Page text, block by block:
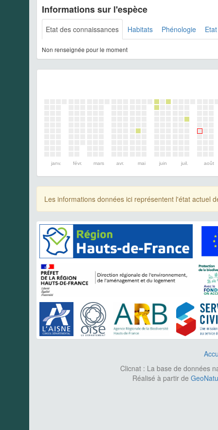
Informations sur l'espèce
Etat des connaissances Habitats Phénologie
Non renseignée pour le moment
janv. févr. mars avr. mai juin juil. août
Les informations données ici représentent l'état actuel
Clicnat : La base de données
Réalisé à partir de